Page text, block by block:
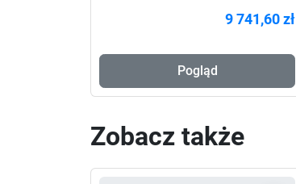
9 741,60 zł
Pogląd
Zobacz także